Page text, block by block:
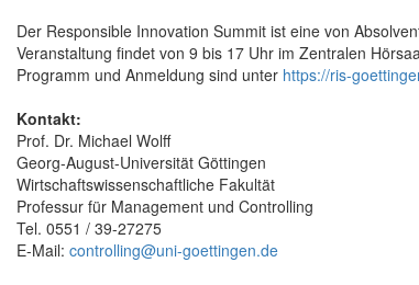
Der Responsible Innovation Summit ist eine von
Veranstaltung findet von 9 bis 17 Uhr im Zentralen
Programm und Anmeldung sind unter https://ris-
Kontakt:
Prof. Dr. Michael Wolff
Georg-August-Universität Göttingen
Wirtschaftswissenschaftliche Fakultät
Professur für Management und Controlling
Tel. 0551 / 39-27275
E-Mail: controlling@uni-goettingen.de